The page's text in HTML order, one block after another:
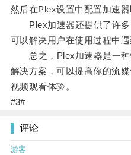
然后在Plex设置中配置加速器
Plex加速器还提供了许多
可以解决用户在使用过程中遇
总之，Plex加速器是一种
解决方案，可以提高你的流
视频观看体验。
#3#
评论
游客